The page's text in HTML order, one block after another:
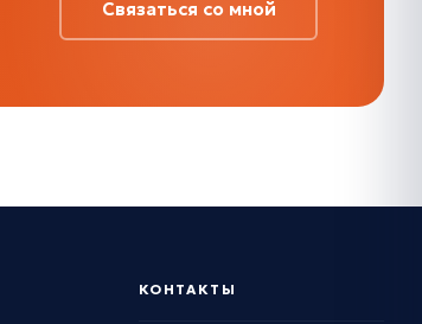
Связаться со мной
КОНТАКТЫ